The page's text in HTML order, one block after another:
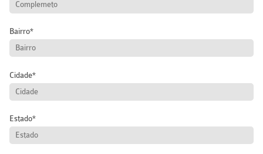
Bairro
Cidade
Estado